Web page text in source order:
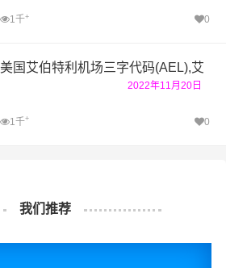
1千+ 0
美国艾伯特利机场三字代码(AEL),艾
1千+ 0
2022年11月20日
我们推荐